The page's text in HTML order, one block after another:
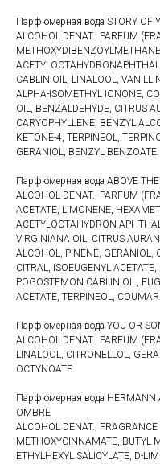
Парфюмерная вода STORY OF
ALCOHOL DENAT., PARFUM
CABLIN OIL, LINALOOL,
ALPHA-ISOMETHYL IONONE,
OIL, BENZALDEHYDE, CITRUS
CARYOPHYLLENE, BENZYL
KETONE-4, TERPINEOL,
GERANIOL, BENZYL BENZOATE.
Парфюмерная вода ABOVE THE
ALCOHOL DENAT., PARFUM
ACETATE, LIMONENE,
ACETYLOCTAHYDRON
VIRGINIANA OIL, CITRUS
ALCOHOL, PINENE, GERANIOL,
CITRAL, ISOEUGENYL
POGOSTEMON CABLIN OIL,
ACETATE, TERPINEOL,
Парфюмерная вода YOU OR
ALCOHOL DENAT., PARFUM
LINALOOL, CITRONELLOL,
OCTYNOATE.
Парфюмерная вода HERMANN
OMBRE
ALCOHOL DENAT.,
METHOXYCINNAMATE, BUTYL
ETHYLHEXYL SALICYLATE, D-